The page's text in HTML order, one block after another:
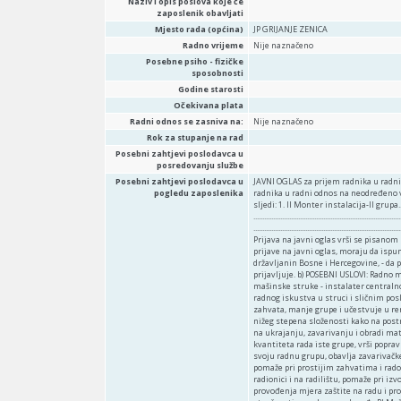
zaposlenik obavljati
Mjesto rada (općina)
JP GRIJANJE ZENICA
Radno vrijeme
Nije naznačeno
Posebne psiho - fizičke
sposobnosti
Godine starosti
Očekivana plata
Radni odnos se zasniva na:
Nije naznačeno
Rok za stupanje na rad
Posebni zahtjevi poslodavca u
posredovanju službe
Posebni zahtjevi poslodavca u
pogledu zaposlenika
JAVNI OGLAS za prijem radnika u radni odnos I. Javno preduzeće „GRIJANJE“ d.o.o. Zenica raspisuje javni oglas za prijem radnika u radni odnos na neodređeno vrijeme uz uslov probnog rada u trajanju od dva (2) mjeseca, na radna mjesta, kako sljedi: 1. II Monter instalacija-II grupa..................................................................... jedan (1) izvršilac, 2. II Bravar ....................................................................................................... jedan (1) izvršilac, 3. I Elektromehaničar ...................................................................................... jedan (1) izvršilac. Prijem radnika u radni odnos vrši se na puno radno vrijeme. II. Prijava na javni oglas vrši se pisanom prijavom sa biografijom koja mora biti potpisana od strane kandidata. Kandidati koji se prijave na javni oglas, moraju da ispunjavaju opće i posebne uslove i to: a) OPĆI USLOVI: - da je stariji od 18 godina, - da je državljanin Bosne i Hercegovine, - da posjeduje zdravstvenu sposobnost za obavljanje poslova radnog mjesta za koje se prijavljuje. b) POSEBNI USLOVI: Radno mjesto pod rednim brojem 1. – II Monter instalacija-II grupa - III. stepen stručne spreme, mašinske struke - instalater centralnog grijanja, plinski i vodoinstalater, plinski i elektrozavarivač, - najmanje 2 godine radnog iskustva u struci i sličnim poslovima. Opis poslova radnog mjesta: - vođenje srednje i manje složenih poslova i zahvata, manje grupe i učestvuje u remontima postrojenja i uređaja vrelovoda, izvođenje zavarivačkih zahvata srednjeg i nižeg stepena složenosti kako na postrojenjima u gradu tako i u radionici, izvođenje pripremnih radnji u radionici i na terenu, na ukrajanju, zavarivanju i obradi materijala za izvođenje zadataka, rukovodi radom manje grupe i vrši kontrolu kvaliteta i kvantiteta rada iste grupe, vrši popravku kućnih instalacija po radnim nalozima, vrši podizanje materijala iz skladišta za svoju radnu grupu, obavlja zavarivačke zahvate srednje i manje složenosti u poslovima dežure u vrijeme vikenda i praznika, pomaže pri prostijim zahvatima i radovima u radionici i na terenu, pomaže pri utovaru i istovaru materijala i opreme u radionici i na radilištu, pomaže pri izvođenju poslova u većim grupama na rekonstrukciji vrelovoda i TPS-a, vrši kontrolu provođenja mjera zaštite na radu i protiv požarne zaštite za svoju radnu grupu, obavlja i sve ostale poslove u domenu svoje stručnosti po nalogu poslovođe RJ Mašinsko održavanje, po potrebi obavlja poslove zavarivanja uz prethodno završenu obuku sa važećim atestom. Radno mjesto pod rednim brojem 2. - II Bravar - III. stepen stručne spreme, mašinske struke – instalater centralnog grijanja, bravar - najmanje 6 mjeseci radnog iskustva u struci i sličnim poslovima Opis poslova radnog mjesta: - pomaže kod montaže i remonta TPS-a i vrelovoda na terenu, pomaže kod defektaže, servisiranja i zamjene regulaciono zaporne opreme pumpi i ostalih uređaja, pomaže kod čišćenja i odmašćivanja, kao i antikorozivne zaštite opreme i uređaja, pomaže u radu grupe na rekonstrukciji vrelovoda ili rekonstrukciji TPS-a, pomaže u radu na kućnim instalacijama po nalozima, vrši